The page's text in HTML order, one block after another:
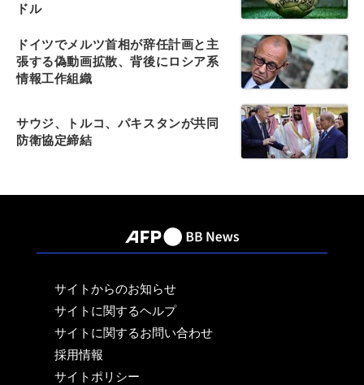
ドル
ドイツでメルツ首相が辞任計画と主
張する偽動画拡散、背後にロシア系
情報工作組織
サウジ、トルコ、パキスタンが共同
防衛協定締結
サイトからのお知らせ
サイトに関するヘルプ
サイトに関するお問い合わせ
採用情報
サイトポリシー